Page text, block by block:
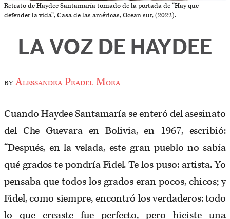
Retrato de Haydee Santamaría tomado de la portada de “Hay que
defender la vida”, Casa de las américas, Ocean sur, (2022).
LA VOZ DE HAYDEE
byAlessandra Pradel Mora
Cuando Haydee Santamaría se enteró del asesinato
del Che Guevara en Bolivia, en 1967, escribió:
“Después, en la velada, este gran pueblo no sabía
qué grados te pondría Fidel. Te los puso: artista. Yo
pensaba que todos los grados eran pocos, chicos; y
Fidel, como siempre, encontró los verdaderos: todo
lo que creaste fue perfecto, pero hiciste una